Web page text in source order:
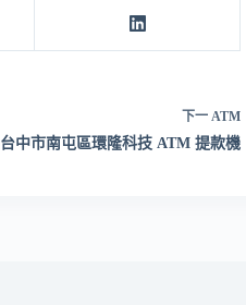
下一 ATM
台中市南屯區環隆科技 ATM 提款機